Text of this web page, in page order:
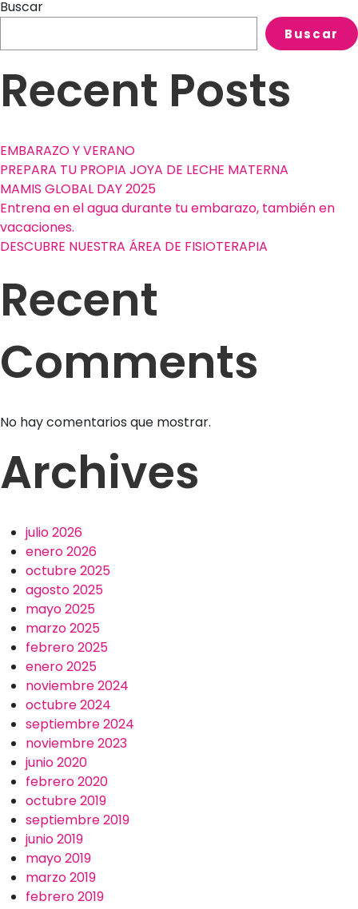
Embarazo
Buscar
Buscar
Recent Posts
EMBARAZO Y VERANO
PREPARA TU PROPIA JOYA DE LECHE MATERNA
MAMIS GLOBAL DAY 2025
Entrena en el agua durante tu embarazo, también en
vacaciones.
DESCUBRE NUESTRA ÁREA DE FISIOTERAPIA
Recent
Comments
No hay comentarios que mostrar.
Archives
julio 2026
enero 2026
octubre 2025
agosto 2025
mayo 2025
marzo 2025
febrero 2025
enero 2025
noviembre 2024
octubre 2024
septiembre 2024
noviembre 2023
junio 2020
febrero 2020
octubre 2019
septiembre 2019
junio 2019
mayo 2019
marzo 2019
febrero 2019